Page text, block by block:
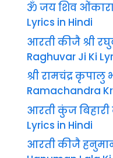
ॐ जय शिव ओंकारा
Lyrics in Hindi
आरती कीजै श्री
Raghuvar Ji Ki
श्री रामचंद्र
Ramachandra
आरती कुंज बिहारी
Lyrics in Hindi
आरती कीजै